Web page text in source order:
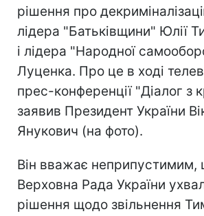
рішення про
лідера "Батьківщини" Юлії
і лідера "Народної
Луценка. Про це в ході
прес-конференції "Діалог з
заявив Президент України
Янукович (на фото).
Він вважає неприпустимим,
Верховна Рада України
рішення щодо звільнення